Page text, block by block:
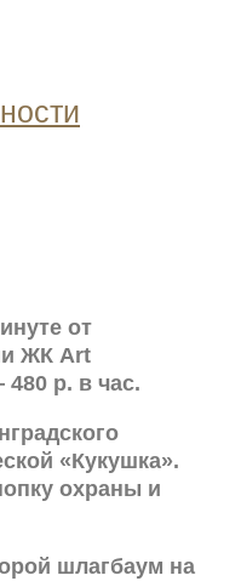
от
ЖК Art
р. в час.
«Кукушка».
охраны и
шлагбаум на